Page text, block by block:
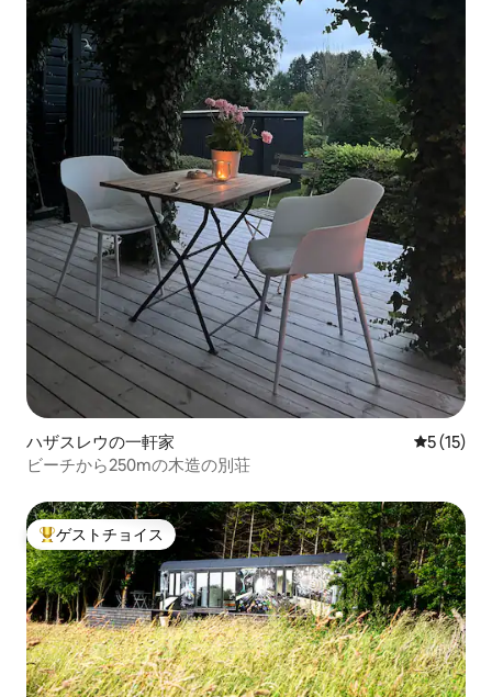
ハザスレウの一軒家 レビュー
5 (15)
ビーチから250mの木造の別荘
大好評のゲストチョイスです。
ゲストチョイス